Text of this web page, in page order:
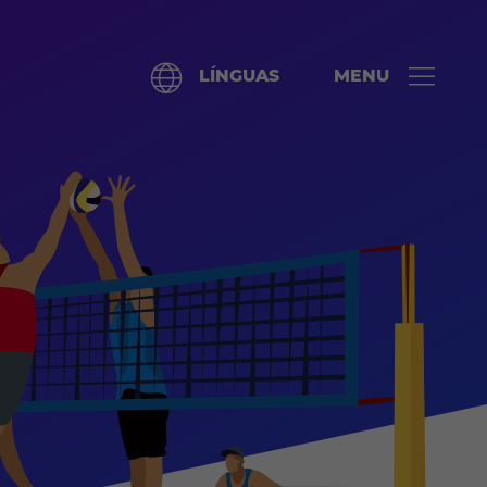
LÍNGUAS MENU